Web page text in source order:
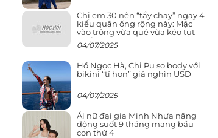
Chị em 30 nên “tẩy chay” ngay 4
kiểu quần ống rộng này: Mặc
vào trông vừa quê vừa kéo tụt
chiều cao
04/07/2025
Hồ Ngọc Hà, Chi Pu so body với
bikini “tí hon” giá nghìn USD
04/07/2025
Ái nữ đại gia Minh Nhựa năng
động suốt 9 tháng mang bầu
con thứ 4